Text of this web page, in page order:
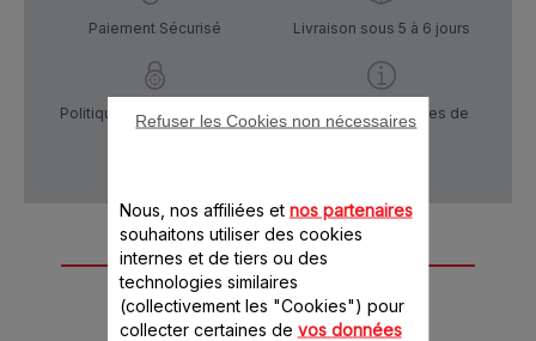
Paiement Sécurisé Livraison sous 5 à 6 jours
Politique de confidentialité
Conditions générales de
vente
Autre(s) accessoire(s)
recommandé(s)
Nous, nos affiliées et nos partenaires
souhaitons utiliser des cookies
internes et de tiers ou des
technologies similaires
(collectivement les "Cookies") pour
collecter certaines de vos données
Refuser les Cookies non nécessaires